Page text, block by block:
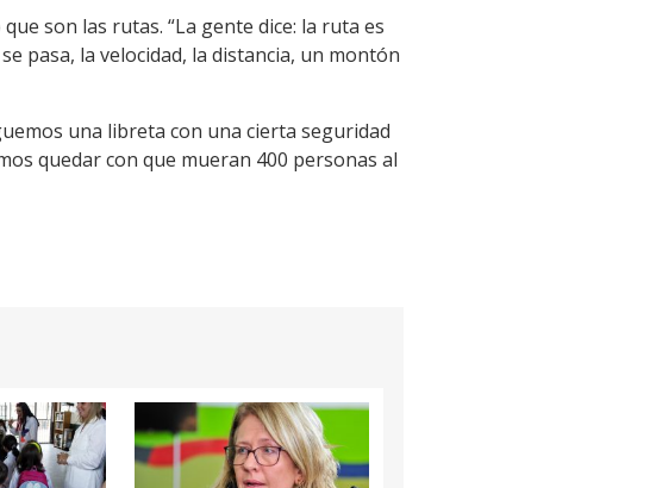
son las rutas. “La gente dice: la ruta es
pasa, la velocidad, la distancia, un montón
una libreta con una cierta seguridad
quedar con que mueran 400 personas al